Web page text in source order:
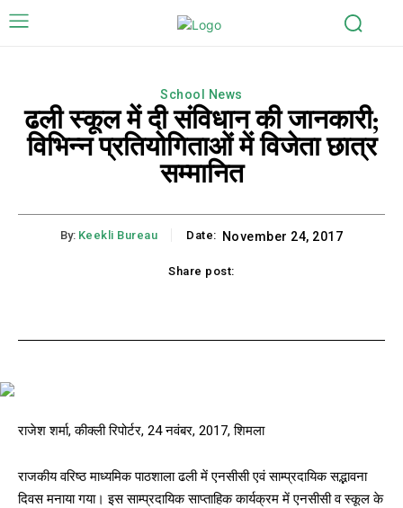
School News
ढली स्कूल में दी संविधान की जानकारी;
विभिन्न प्रतियोगिताओं में विजेता छात्र
सम्मानित
By: Keekli Bureau Date: November 24, 2017
Share post:
राजेश शर्मा, कीक्ली रिपोर्टर, 24 नवंबर, 2017, शिमला
राजकीय वरिष्ठ माध्यमिक पाठशाला ढली में एनसीसी एवं साम्प्रदायिक सद्भावना
दिवस मनाया गया। इस साम्प्रदायिक साप्ताहिक कार्यक्रम में एनसीसी व स्कूल के